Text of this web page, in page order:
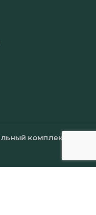
комплекс